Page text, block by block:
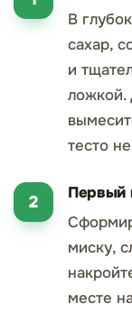
В
сахар,
и
ложкой.
тесто
Первый
миску,
месте